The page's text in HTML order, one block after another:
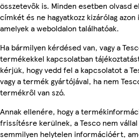
összetevők is. Minden esetben olvasd
címkét és ne hagyatkozz kizárólag
amelyek a weboldalon találhatóak.
Ha bármilyen kérdésed van, vagy a
termékekkel kapcsolatban
kérjük, hogy vedd fel a kapcsolatot a
vagy a termék gyártójával, ha nem
termékről van szó.
Annak ellenére, hogy a
frissítésre kerülnek, a Tesco nem
semmilyen helytelen információért,